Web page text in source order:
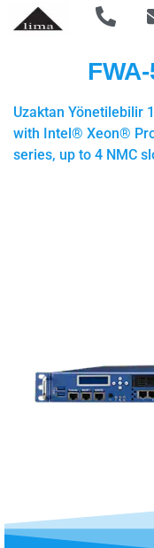
Uzaktan Yönetilebilir
with Intel® Xeon®
series, up to 4 NMC